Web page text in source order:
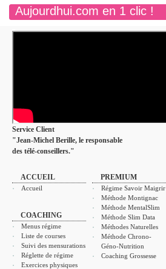
Aujourdhui.com en 1 clic !
Service Client
"Jean-Michel Berille, le responsable
des télé-conseillers."
ACCUEIL
Accueil
COACHING
Menus régime
Liste de courses
Suivi des mensurations
Réglette de régime
Exercices physiques
PREMIUM
Régime Savoir Maigrir
Méthode Montignac
Méthode MentalSlim
Méthode Slim Data
Méthodes Naturelles
Méthode Chrono-
Géno-Nutrition
Coaching Grossesse